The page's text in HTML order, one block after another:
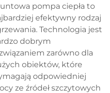
pompa ciepła to
efektywny rodzaj
Technologia jest
dobrym
zarówno dla
obiektów, które
odpowiedniej
ze źródeł szczytowych